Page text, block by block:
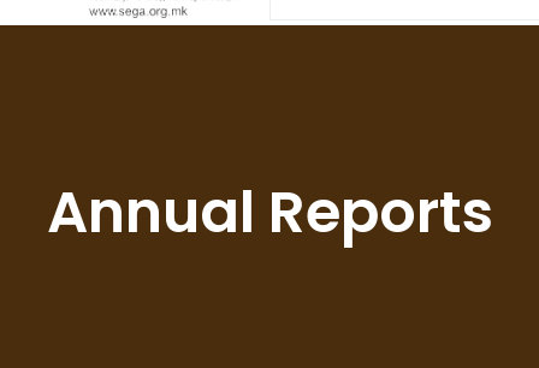
Annual Reports